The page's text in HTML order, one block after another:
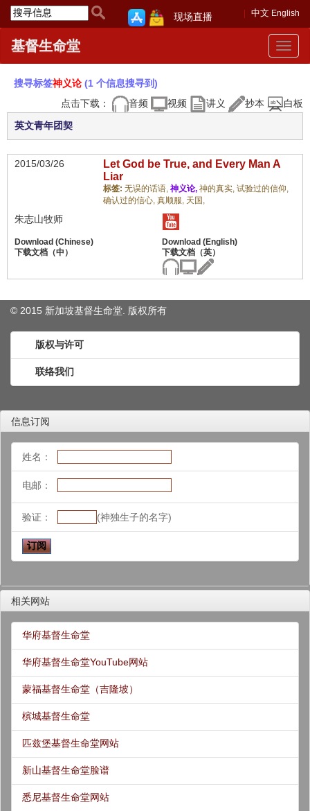
中文 English
现场直播
Toggle
基督生命堂
搜寻标签神义论 (1 个信息搜寻到)
点击下载：
音频 视频 讲义 抄本 白板
英文青年团契
2015/03/26
Let God be True, and Every Man A
Liar
标签: 无误的话语, 神义论, 神的真实, 试验过的信仰,
确认过的信心, 真顺服, 天国,
朱志山牧师
© 2015 新加坡基督生命堂. 版权所有
版权与许可
联络我们
信息订阅
姓名：
电邮：
验证： (神独生子的名字)
相关网站
华府基督生命堂
华府基督生命堂YouTube网站
蒙福基督生命堂（吉隆坡）
槟城基督生命堂
匹兹堡基督生命堂网站
新山基督生命堂脸谱
悉尼基督生命堂网站